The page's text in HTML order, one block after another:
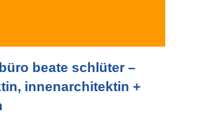
beate schlüter –
innenarchitektin +